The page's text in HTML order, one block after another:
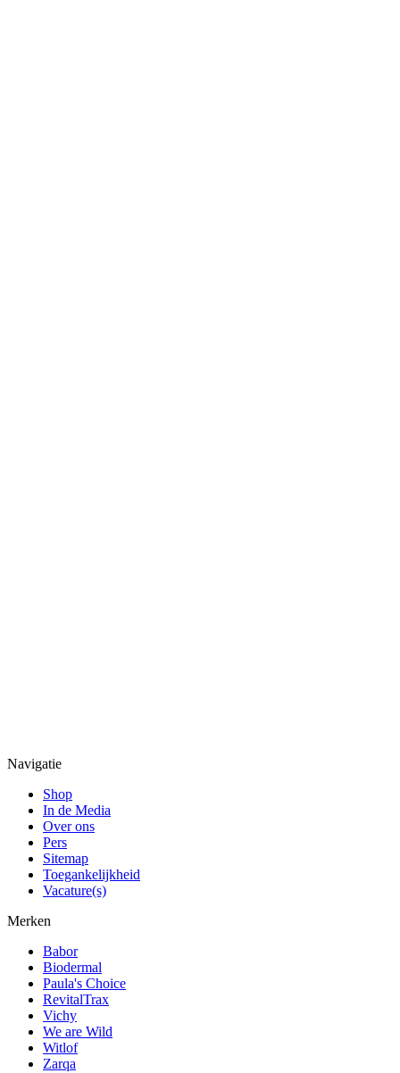
Navigatie
Shop
In de Media
Over ons
Pers
Sitemap
Toegankelijkheid
Vacature(s)
Merken
Babor
Biodermal
Paula's Choice
RevitalTrax
Vichy
We are Wild
Witlof
Zarqa